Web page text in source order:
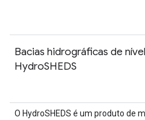
Bacias hidrográficas de
HydroSHEDS
O HydroSHEDS é um produto de